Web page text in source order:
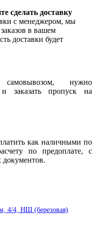
сделать доставку
с менеджером, мы
в вашем
доставки будет
нужно
заказать пропуск на
как наличными по
по предоплате, с
документов.
4/4, НШ (березовая)